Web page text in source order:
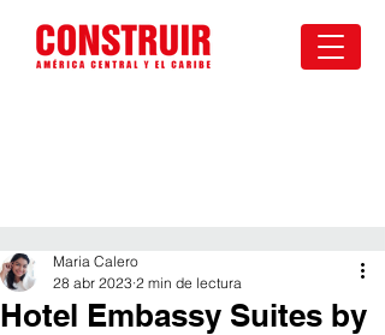
Hotel Embassy Suites by
Maria Calero
28 abr 2023 2 min de lectura